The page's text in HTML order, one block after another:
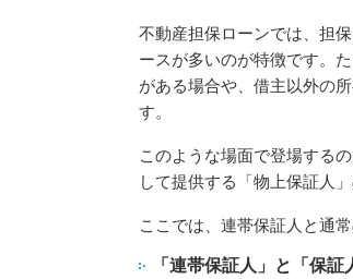
不動産担保ローンでは、担
ースが多いのが特徴です。
がある場合や、借主以外の
す。
このような場面で登場する
して提供する「物上保証人
ここでは、連帯保証人と通
「連帯保証人」と「保